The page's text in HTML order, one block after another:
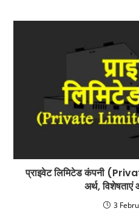
प्राइवेट लिमिटेड कंपनी
अर्थ,
3